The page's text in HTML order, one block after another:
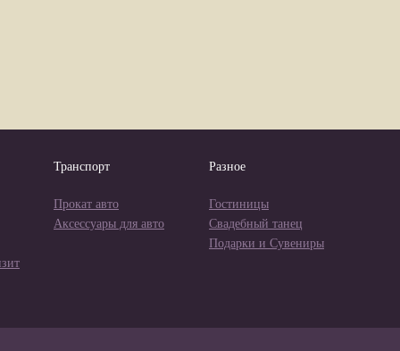
Транспорт
Прокат авто
Аксессуары для авто
Разное
Гостиницы
Свадебный танец
Подарки и Сувениры